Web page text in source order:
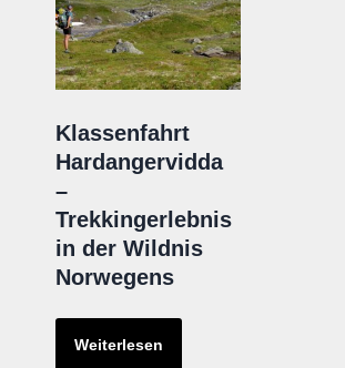
Klassenfahrt
Hardangervidda
–
Trekkingerlebnis
in der Wildnis
Norwegens
Weiterlesen